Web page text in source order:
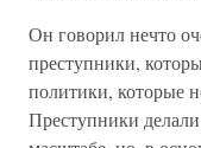
Он говорил нечто
преступники,
политики, которые
Преступники